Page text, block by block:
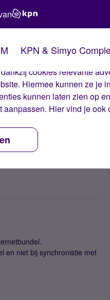
cookies zorgen wij
cookies relevante
Hiermee kunnen ze je
kunnen laten zien op
aanpassen. Hier vind je ook
KPN & Simyo
en niet bij synchronistie met